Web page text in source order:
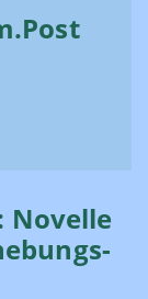
Novelle